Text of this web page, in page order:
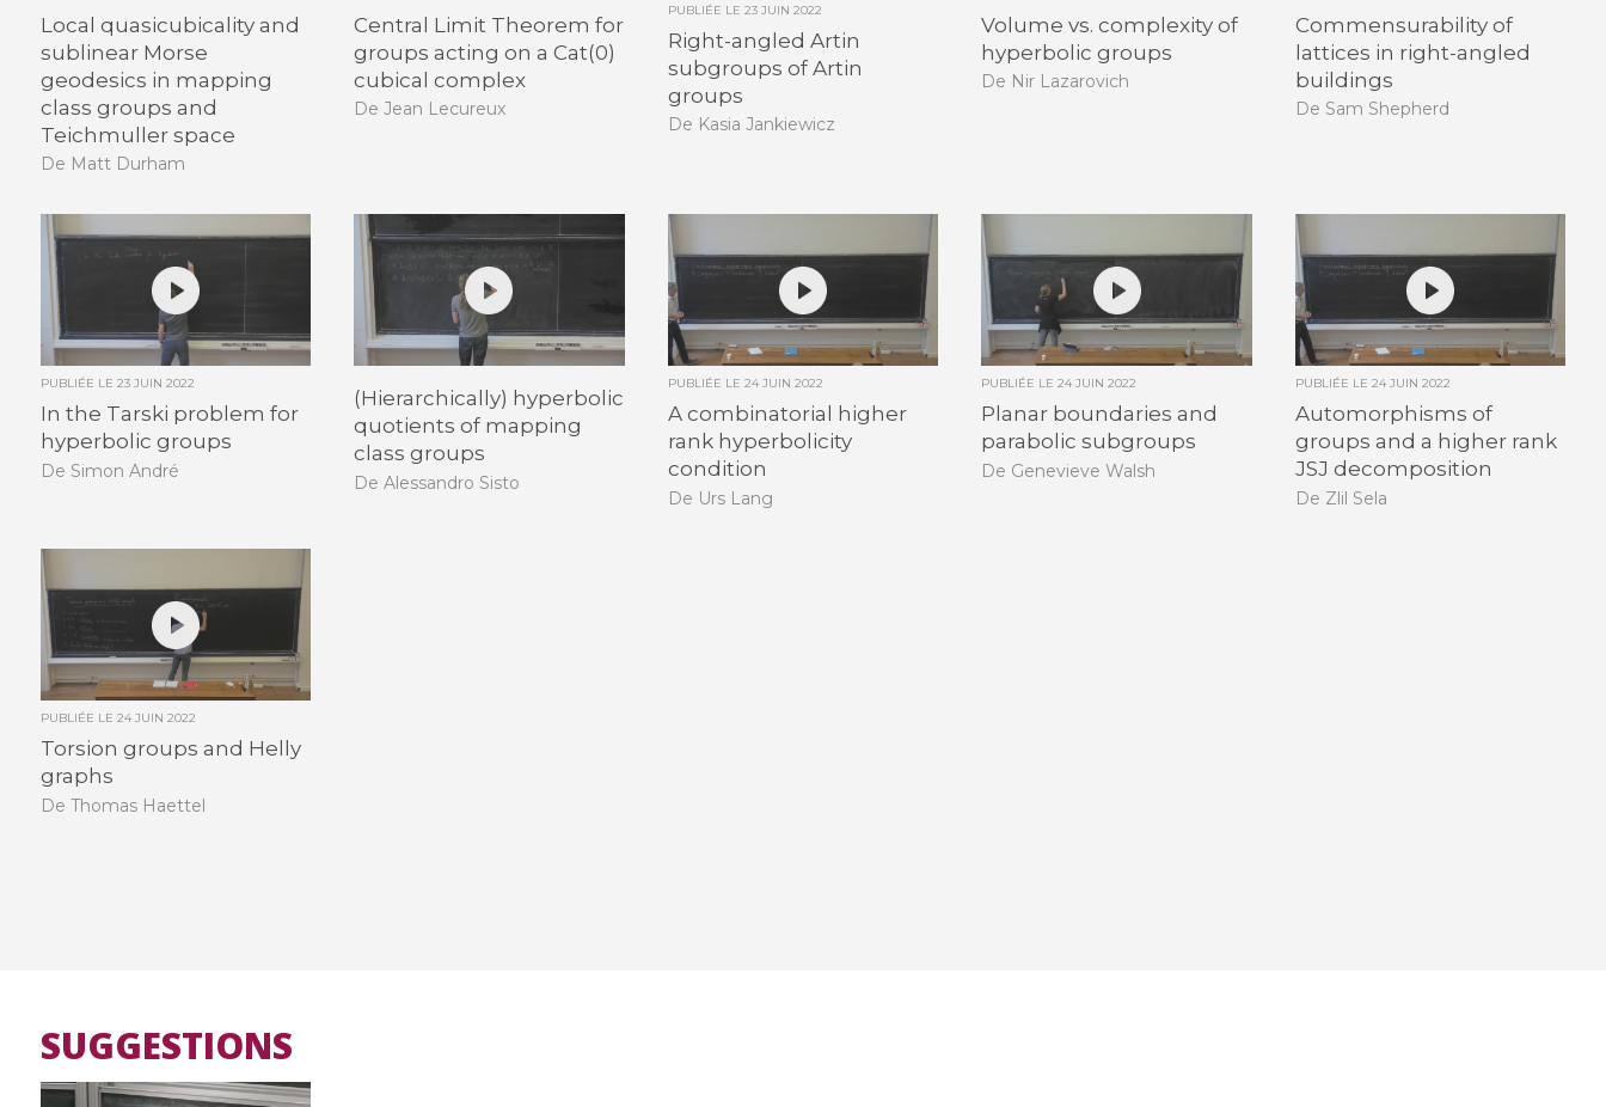
Local quasicubicality and
sublinear Morse
geodesics in mapping
class groups and
Teichmuller space
De Matt Durham
Central Limit Theorem for
groups acting on a Cat(0)
cubical complex
De Jean Lecureux
PUBLIÉE LE 23 JUIN 2022
Right-angled Artin
subgroups of Artin
groups
De Kasia Jankiewicz
Volume vs. complexity of
hyperbolic groups
De Nir Lazarovich
Commensurability of
lattices in right-angled
buildings
De Sam Shepherd
PUBLIÉE LE 23 JUIN 2022
In the Tarski problem for
hyperbolic groups
De Simon André
(Hierarchically) hyperbolic
quotients of mapping
class groups
De Alessandro Sisto
PUBLIÉE LE 24 JUIN 2022
A combinatorial higher
rank hyperbolicity
condition
De Urs Lang
PUBLIÉE LE24 JUIN 2022
Planar boundaries and
parabolic subgroups
De Genevieve Walsh
PUBLIÉE LE 24 JUIN 2022
Automorphisms of
groups and a higher rank
JSJ decomposition
De Zlil Sela
PUBLIÉE LE 24 JUIN 2022
Torsion groups and Helly
graphs
De Thomas Haettel
SUGGESTIONS